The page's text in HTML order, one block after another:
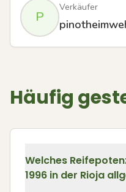
P
Verkäufer
Häufig
Welches
1996 in der Rioja